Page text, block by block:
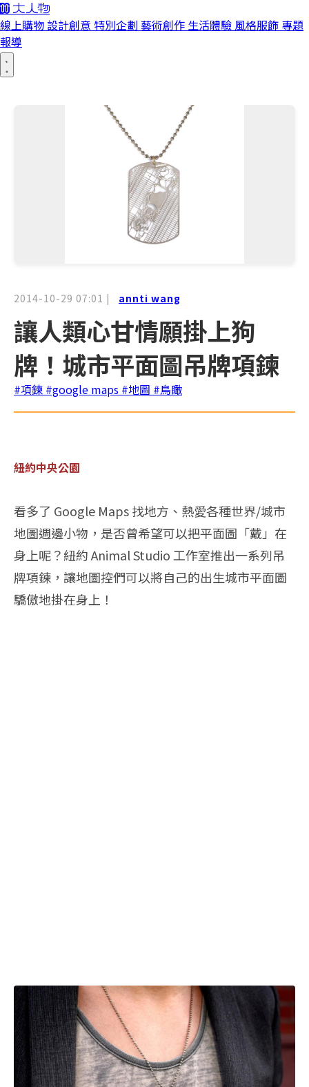
線上購物 設計創意 特別企劃 藝術創作 生活體驗 風格服飾 專題
報導
2014-10-29 07:01 | annti wang
讓人類心甘情願掛上狗
牌！城市平面圖吊牌項鍊
#項鍊 #google maps #地圖 #鳥瞰
紐約中央公園
看多了 Google Maps 找地方、熱愛各種世界/城市
地圖週邊小物，是否曾希望可以把平面圖「戴」在
身上呢？紐約 Animal Studio 工作室推出一系列吊
牌項鍊，讓地圖控們可以將自己的出生城市平面圖
驕傲地掛在身上！